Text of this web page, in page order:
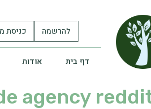
להרשמה כניסת
דף בית אודות
agency